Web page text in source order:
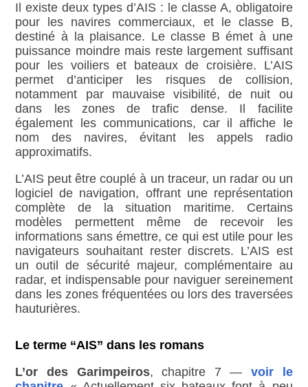
Il existe deux types d’AIS : le classe A, obligatoire
pour les navires commerciaux, et le classe B,
destiné à la plaisance. Le classe B émet à une
puissance moindre mais reste largement suffisant
pour les voiliers et bateaux de croisière. L’AIS
permet d’anticiper les risques de collision,
notamment par mauvaise visibilité, de nuit ou
dans les zones de trafic dense. Il facilite
également les communications, car il affiche le
nom des navires, évitant les appels radio
approximatifs.
L’AIS peut être couplé à un traceur, un radar ou un
logiciel de navigation, offrant une représentation
complète de la situation maritime. Certains
modèles permettent même de recevoir les
informations sans émettre, ce qui est utile pour les
navigateurs souhaitant rester discrets. L’AIS est
un outil de sécurité majeur, complémentaire au
radar, et indispensable pour naviguer sereinement
dans les zones fréquentées ou lors des traversées
hauturières.
Le terme “AIS” dans les romans
L’or des Garimpeiros, chapitre 7 —voir le